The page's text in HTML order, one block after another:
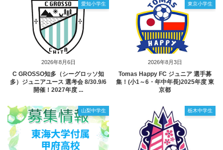
2026年8月6日
愛知小学生
C GROSSO知多（シーグロッソ知
多）ジュニアユース 選考会 8/30.9/6
開催！2027年度 ...
2026年8月3日
東京小学生
Tomas Happy FC ジュニア 選手募
集！(小1～6・年中年長)2025年度 東
京都
山梨中学生 栃木中学生